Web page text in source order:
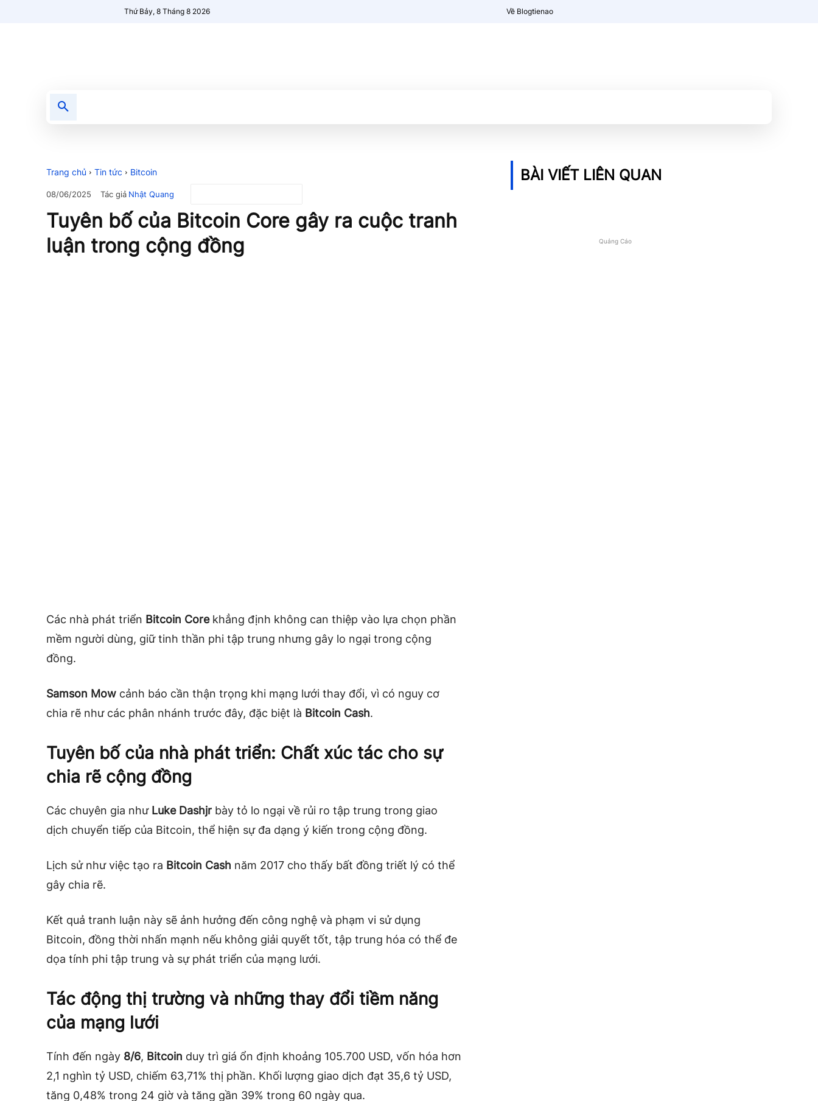
Thứ Bảy, 8 Tháng 8 2026 Về Blogtienao
Trang chủ Tin tức Bitcoin
08/06/2025 Tác giả Nhật Quang
Tuyên bố của Bitcoin Core gây ra cuộc tranh
luận trong cộng đồng
Các nhà phát triển Bitcoin Corekhẳng định không can thiệp vào lựa chọn phần
mềm người dùng, giữ tinh thần phi tập trung nhưng gây lo ngại trong cộng
đồng.
Samson Mow cảnh báo cần thận trọng khi mạng lưới thay đổi, vì có nguy cơ
chia rẽ như các phân nhánh trước đây, đặc biệt là Bitcoin Cash.
Tuyên bố của nhà phát triển: Chất xúc tác cho sự
chia rẽ cộng đồng
Các chuyên gia như Luke Dashjr bày tỏ lo ngại về rủi ro tập trung trong giao
dịch chuyển tiếp của Bitcoin, thể hiện sự đa dạng ý kiến trong cộng đồng.
Lịch sử như việc tạo ra Bitcoin Cash năm 2017 cho thấy bất đồng triết lý có thể
gây chia rẽ.
Kết quả tranh luận này sẽ ảnh hưởng đến công nghệ và phạm vi sử dụng
Bitcoin, đồng thời nhấn mạnh nếu không giải quyết tốt, tập trung hóa có thể đe
dọa tính phi tập trung và sự phát triển của mạng lưới.
Tác động thị trường và những thay đổi tiềm năng
của mạng lưới
Tính đến ngày 8/6, Bitcoin duy trì giá ổn định khoảng 105.700 USD, vốn hóa hơn
2,1 nghìn tỷ USD, chiếm 63,71% thị phần. Khối lượng giao dịch đạt 35,6 tỷ USD,
tăng 0,48% trong 24 giờ và tăng gần 39% trong 60 ngày qua.
BÀI VIẾT LIÊN QUAN
Quảng Cáo